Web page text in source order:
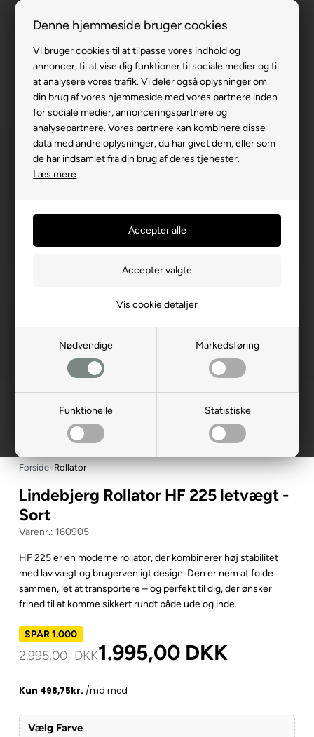
Denne hjemmeside bruger cookies
Vi bruger cookies til at tilpasse vores indhold og
annoncer, til at vise dig funktioner til sociale medier og til
at analysere vores trafik. Vi deler også oplysninger om
din brug af vores hjemmeside med vores partnere inden
for sociale medier, annonceringspartnere og
analysepartnere. Vores partnere kan kombinere disse
data med andre oplysninger, du har givet dem, eller som
de har indsamlet fra din brug af deres tjenester.
Læs mere
Nødvendige Markedsføring
Funktionelle Statistiske
Vis cookie detaljer
Gratis levering v. køb for 799,-
Service hos dig
3 års garanti
63 15 00 00
Forside»Rollator
Lindebjerg Rollator HF 225 letvægt -
Sort
160905
HF 225 er en moderne rollator, der kombinerer høj stabilitet
med lav vægt og brugervenligt design. Den er nem at folde
sammen, let at transportere – og perfekt til dig, der ønsker
frihed til at komme sikkert rundt både ude og inde.
2.995,00DKK1.995,00 DKK
SPAR 1.000
Vælg Farve